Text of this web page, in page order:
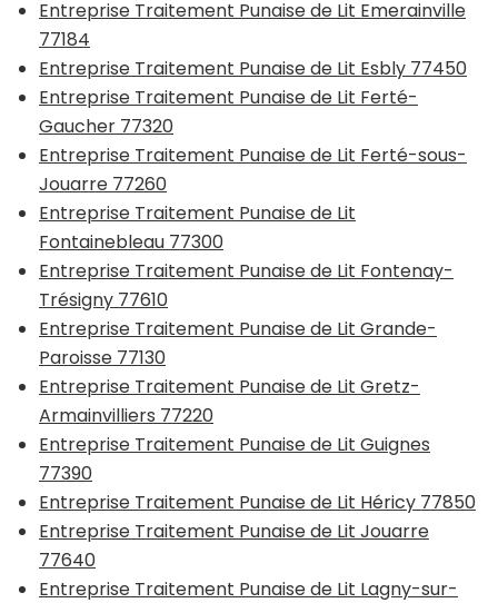
Entreprise Traitement Punaise de Lit Emerainville
77184
Entreprise Traitement Punaise de Lit Esbly 77450
Entreprise Traitement Punaise de Lit Ferté-
Gaucher 77320
Entreprise Traitement Punaise de Lit Ferté-sous-
Jouarre 77260
Entreprise Traitement Punaise de Lit
Fontainebleau 77300
Entreprise Traitement Punaise de Lit Fontenay-
Trésigny 77610
Entreprise Traitement Punaise de Lit Grande-
Paroisse 77130
Entreprise Traitement Punaise de Lit Gretz-
Armainvilliers 77220
Entreprise Traitement Punaise de Lit Guignes
77390
Entreprise Traitement Punaise de Lit Héricy 77850
Entreprise Traitement Punaise de Lit Jouarre
77640
Entreprise Traitement Punaise de Lit Lagny-sur-